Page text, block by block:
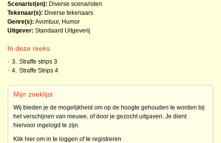
Scenarist(en): Diverse scenaristen
Tekenaar(s): Diverse tekenaars
Genre(s): Avontuur, Humor
Uitgever: Standaard Uitgeverij
In deze reeks
• 3. Straffe strips 3
• 4. Straffe Strips 4
Mijn zoeklijst
Wij bieden je de mogelijkheid om op de hoogte gehouden te worden bij
het verschijnen van nieuwe, of door je gezocht uitgaven. Je dient
hiervoor ingelogd te zijn.
Klik hier om in te loggen of te registreren